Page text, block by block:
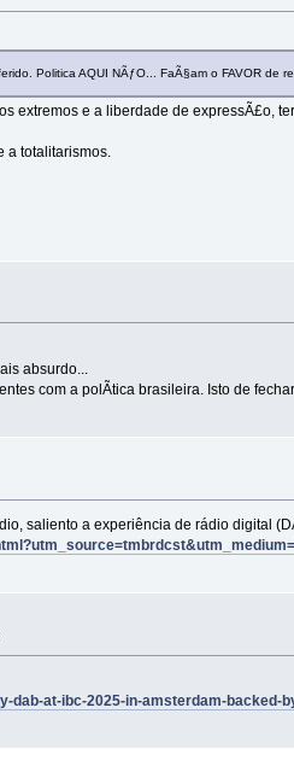
Politica AQUI NÃƒO... FaÃ§am o FAVOR de
extremos e a liberdade de expressÃ£o,
a totalitarismos.
absurdo...
com a polÃ­tica brasileira. Isto de
saliento a experiência de rádio digital
dab-at-ibc-2025-in-amsterdam-backed-